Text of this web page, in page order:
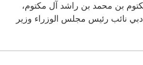
بن محمد بن راشد آل مكتوم،
دبي نائب رئيس مجلس الوزراء وزير